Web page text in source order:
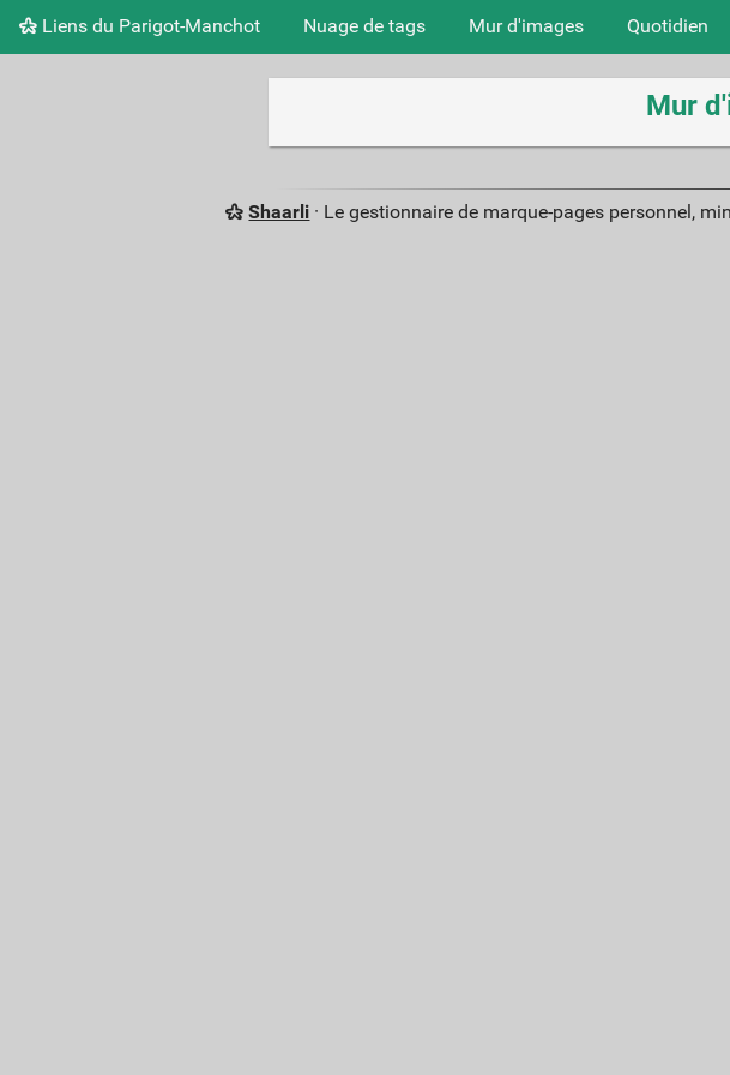
Liens du Parigot-Manchot Nuage de tags Mur d'images Quotidien
Mur
Shaarli · Le gestionnaire de marque-pages personnel,